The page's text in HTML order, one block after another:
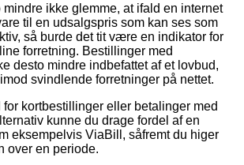
mindre ikke glemme, at ifald en internet
til en udsalgspris som kan ses som
så burde det tit være en indikator for
forretning. Bestillinger med
desto mindre indbefattet af et lovbud,
svindlende forretninger på nettet.
kortbestillinger eller betalinger med
kunne du drage fordel af en
eksempelvis ViaBill, såfremt du higer
over en periode.